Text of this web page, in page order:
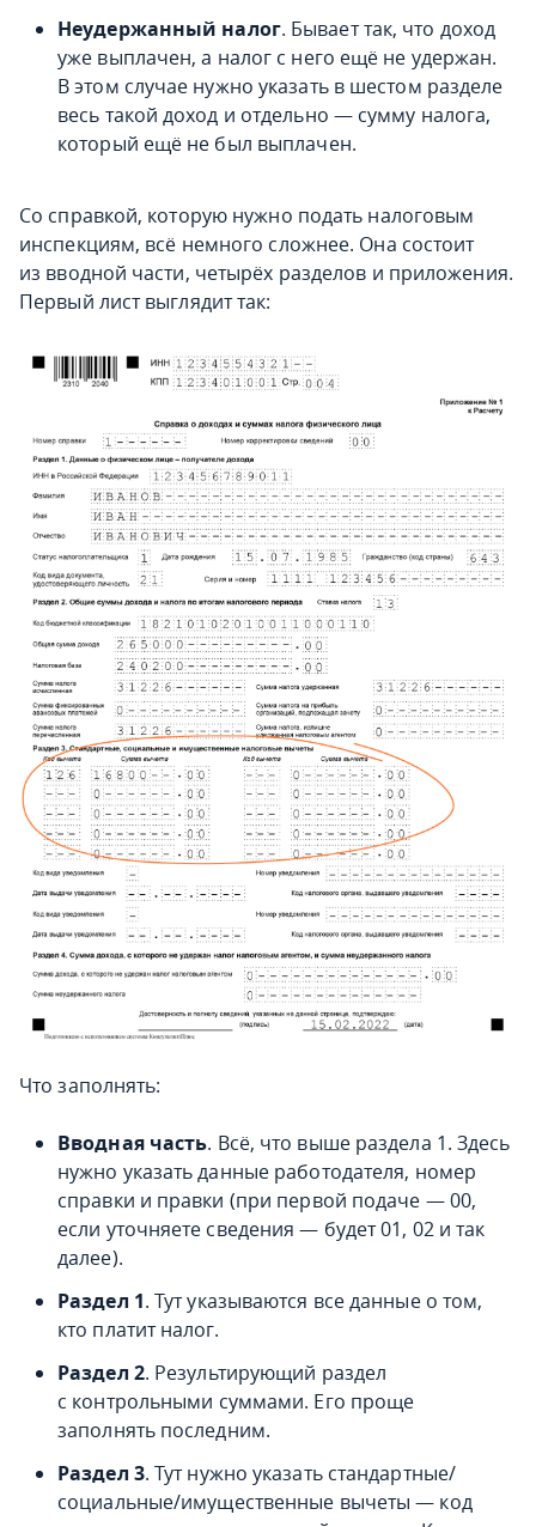
Неудержанный налог. Бывает так, что доход
уже выплачен, а налог с него ещё не удержан.
В этом случае нужно указать в шестом разделе
весь такой доход и отдельно — сумму налога,
который ещё не был выплачен.
Со справкой, которую нужно подать налоговым
инспекциям, всё немного сложнее. Она состоит
из вводной части, четырёх разделов и приложения.
Первый лист выглядит так:
Что заполнять:
Вводная часть. Всё, что выше раздела 1. Здесь
нужно указать данные работодателя, номер
справки и правки (при первой подаче — 00,
если уточняете сведения — будет 01, 02 и так
далее).
Раздел 1. Тут указываются все данные о том,
кто платит налог.
Раздел 2. Результирующий раздел
с контрольными суммами. Его проще
заполнять последним.
Раздел 3. Тут нужно указать стандартные/
социальные/имущественные вычеты — код